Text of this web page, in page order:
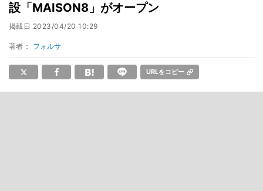
設「MAISON8」がオープン
掲載日 2023/04/20 10:29
著者： フォルサ
URLをコピー